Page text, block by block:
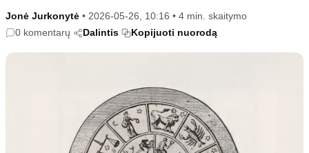
Sveikata ir grožis
Karjera
Naudojimo sąlygos
Privatumo politika
Jonė Jurkonytė • 2026-05-26, 10:16 • 4 min. skaitymo
0 komentarų
Dalintis Kopijuoti nuorodą